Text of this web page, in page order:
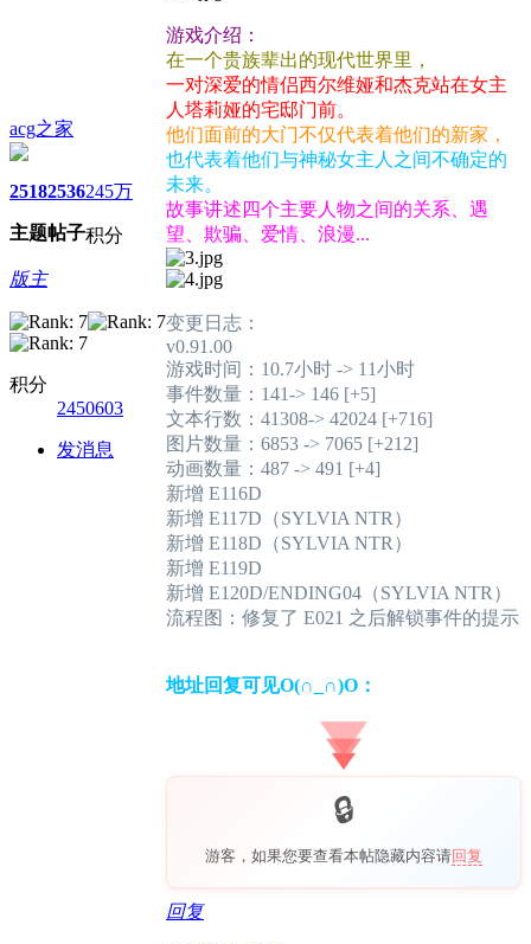
acg之家
2518
主题
2536
帖子
245万
积分
版主
积分
2450603
发消息
游戏介绍：
在一个贵族辈出的现代世界里，
一对深爱的情侣西尔维娅和杰克站在女主
人塔莉娅的宅邸门前。
他们面前的大门不仅代表着他们的新家，
也代表着他们与神秘女主人之间不确定的
未来。
故事讲述四个主要人物之间的关系、遇
望、欺骗、爱情、浪漫...
变更日志：
v0.91.00
游戏时间：10.7小时 -> 11小时
事件数量：141-> 146 [+5]
文本行数：41308-> 42024 [+716]
图片数量：6853 -> 7065 [+212]
动画数量：487 -> 491 [+4]
新增 E116D
新增 E117D（SYLVIA NTR）
新增 E118D（SYLVIA NTR）
新增 E119D
新增 E120D/ENDING04（SYLVIA NTR）
流程图：修复了 E021 之后解锁事件的提示
地址回复可见O(∩_∩)O：
游客，如果您要查看本帖隐藏内容请回复
回复